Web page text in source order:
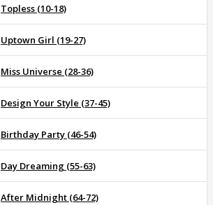
Topless (10-18)
Uptown Girl (19-27)
Miss Universe (28-36)
Design Your Style (37-45)
Birthday Party (46-54)
Day Dreaming (55-63)
After Midnight (64-72)